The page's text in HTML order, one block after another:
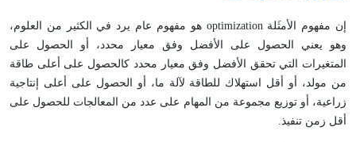
إن مفهوم الأمثَلة optimization هو مفهوم عام يرد في الكثير من العلوم،
وهو يعني الحصول على الأفضل وفق معيار محدد، أو الحصول على
المتغيرات التي تحقق الأفضل وفق معيار محدد كالحصول على أعلى طاقة
من مولد، أو أقل استهلاك للطاقة لآلة ما، أو الحصول على أعلى إنتاجية
زراعية، أو توزيع مجموعة من المهام على عدد من المعالجات للحصول على
أقل زمن تنفيذ.